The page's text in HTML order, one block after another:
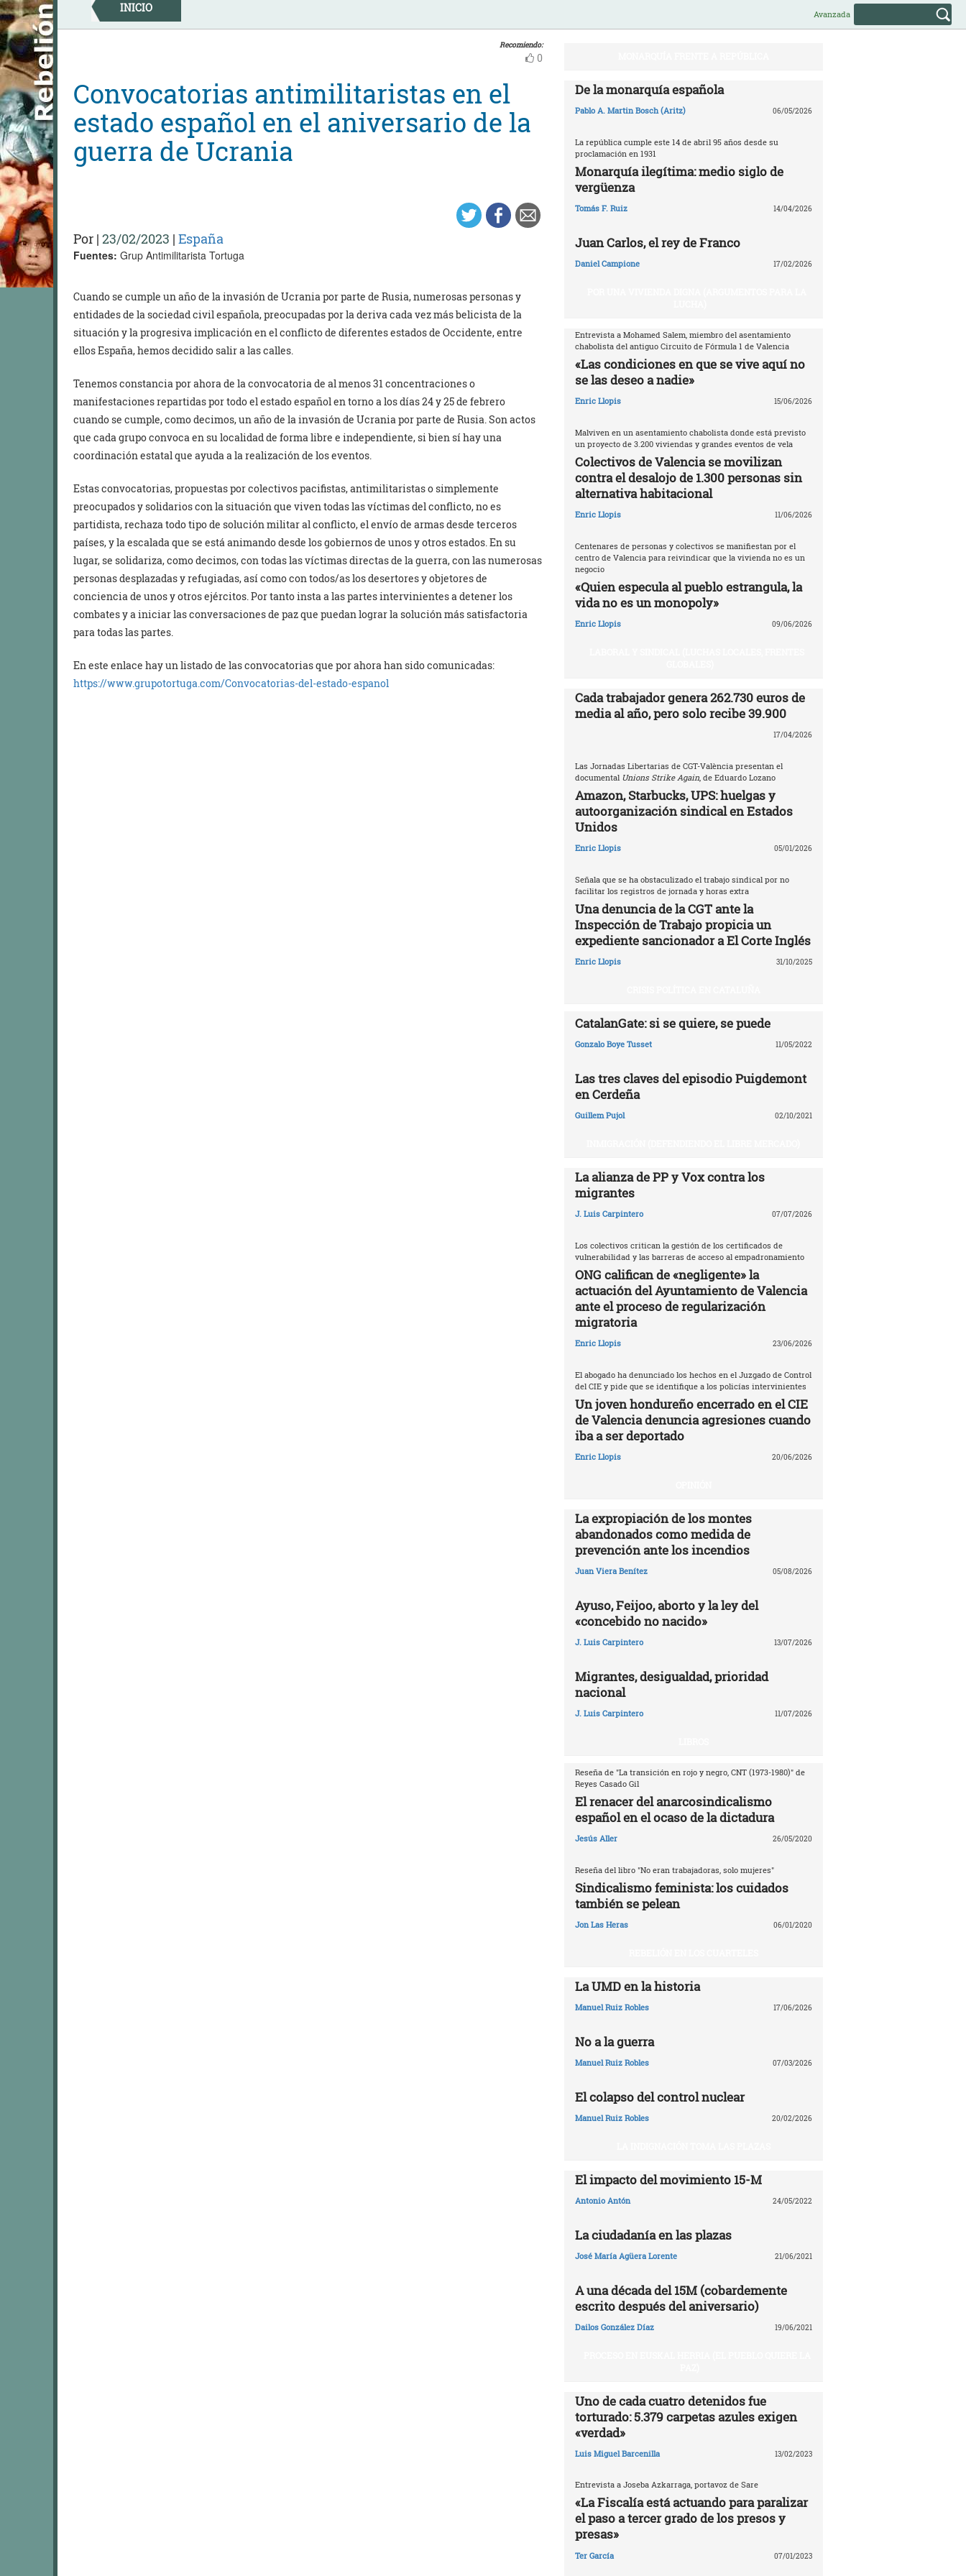
Skip
to
content
INICIO Avanzada
Recomiendo:
0
Convocatorias antimilitaristas en el
estado español en el aniversario de la
guerra de Ucrania
Por | 23/02/2023 | España
Fuentes: Grup Antimilitarista Tortuga
Cuando se cumple un año de la invasión de Ucrania por parte de Rusia, numerosas personas y
entidades de la sociedad civil española, preocupadas por la deriva cada vez más belicista de la
situación y la progresiva implicación en el conflicto de diferentes estados de Occidente, entre
ellos España, hemos decidido salir a las calles.
Tenemos constancia por ahora de la convocatoria de al menos 31 concentraciones o
manifestaciones repartidas por todo el estado español en torno a los días 24 y 25 de febrero
cuando se cumple, como decimos, un año de la invasión de Ucrania por parte de Rusia. Son actos
que cada grupo convoca en su localidad de forma libre e independiente, si bien sí hay una
coordinación estatal que ayuda a la realización de los eventos.
Estas convocatorias, propuestas por colectivos pacifistas, antimilitaristas o simplemente
preocupados y solidarios con la situación que viven todas las víctimas del conflicto, no es
partidista, rechaza todo tipo de solución militar al conflicto, el envío de armas desde terceros
países, y la escalada que se está animando desde los gobiernos de unos y otros estados. En su
lugar, se solidariza, como decimos, con todas las víctimas directas de la guerra, con las numerosas
personas desplazadas y refugiadas, así como con todos/as los desertores y objetores de
conciencia de unos y otros ejércitos. Por tanto insta a las partes intervinientes a detener los
combates y a iniciar las conversaciones de paz que puedan lograr la solución más satisfactoria
para todas las partes.
En este enlace hay un listado de las convocatorias que por ahora han sido comunicadas:
https://www.grupotortuga.com/Convocatorias-del-estado-espanol
De la monarquía española
Pablo A. Martin Bosch (Aritz) 06/05/2026
La república cumple este 14 de abril 95 años desde su
proclamación en 1931
Monarquía ilegítima: medio siglo de
vergüenza
Tomás F. Ruiz 14/04/2026
Juan Carlos, el rey de Franco
Daniel Campione 17/02/2026
Entrevista a Mohamed Salem, miembro del asentamiento
chabolista del antiguo Circuito de Fórmula 1 de Valencia
«Las condiciones en que se vive aquí no
se las deseo a nadie»
Enric Llopis 15/06/2026
Malviven en un asentamiento chabolista donde está previsto
un proyecto de 3.200 viviendas y grandes eventos de vela
Colectivos de Valencia se movilizan
contra el desalojo de 1.300 personas sin
alternativa habitacional
Enric Llopis 11/06/2026
Centenares de personas y colectivos se manifiestan por el
centro de Valencia para reivindicar que la vivienda no es un
negocio
«Quien especula al pueblo estrangula, la
vida no es un monopoly»
Enric Llopis 09/06/2026
Cada trabajador genera 262.730 euros de
media al año, pero solo recibe 39.900
17/04/2026
Las Jornadas Libertarias de CGT-València presentan el
documental Unions Strike Again, de Eduardo Lozano
Amazon, Starbucks, UPS: huelgas y
autoorganización sindical en Estados
Unidos
Enric Llopis 05/01/2026
Señala que se ha obstaculizado el trabajo sindical por no
facilitar los registros de jornada y horas extra
Una denuncia de la CGT ante la
Inspección de Trabajo propicia un
expediente sancionador a El Corte Inglés
Enric Llopis 31/10/2025
CatalanGate: si se quiere, se puede
Gonzalo Boye Tusset 11/05/2022
Las tres claves del episodio Puigdemont
en Cerdeña
Guillem Pujol 02/10/2021
La alianza de PP y Vox contra los
migrantes
J. Luis Carpintero 07/07/2026
Los colectivos critican la gestión de los certificados de
vulnerabilidad y las barreras de acceso al empadronamiento
ONG califican de «negligente» la
actuación del Ayuntamiento de Valencia
ante el proceso de regularización
migratoria
Enric Llopis 23/06/2026
El abogado ha denunciado los hechos en el Juzgado de Control
del CIE y pide que se identifique a los policías intervinientes
Un joven hondureño encerrado en el CIE
de Valencia denuncia agresiones cuando
iba a ser deportado
Enric Llopis 20/06/2026
La expropiación de los montes
abandonados como medida de
prevención ante los incendios
Juan Viera Benítez 05/08/2026
Ayuso, Feijoo, aborto y la ley del
«concebido no nacido»
J. Luis Carpintero 13/07/2026
Migrantes, desigualdad, prioridad
nacional
J. Luis Carpintero 11/07/2026
Reseña de "La transición en rojo y negro, CNT (1973-1980)" de
Reyes Casado Gil
El renacer del anarcosindicalismo
español en el ocaso de la dictadura
Jesús Aller 26/05/2020
Reseña del libro "No eran trabajadoras, solo mujeres"
Sindicalismo feminista: los cuidados
también se pelean
Jon Las Heras 06/01/2020
La UMD en la historia
Manuel Ruiz Robles 17/06/2026
No a la guerra
Manuel Ruiz Robles 07/03/2026
El colapso del control nuclear
Manuel Ruiz Robles 20/02/2026
El impacto del movimiento 15-M
Antonio Antón 24/05/2022
La ciudadanía en las plazas
José María Agüera Lorente 21/06/2021
A una década del 15M (cobardemente
escrito después del aniversario)
Dailos González Díaz 19/06/2021
Uno de cada cuatro detenidos fue
torturado: 5.379 carpetas azules exigen
«verdad»
Luis Miguel Barcenilla 13/02/2023
Entrevista a Joseba Azkarraga, portavoz de Sare
«La Fiscalía está actuando para paralizar
el paso a tercer grado de los presos y
presas»
Ter García 07/01/2023